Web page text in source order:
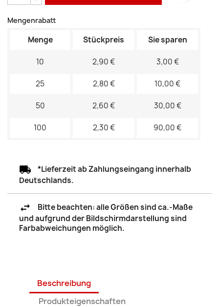
Mengenrabatt
Menge Stückpreis Sie sparen
10 2,90 € 3,00 €
25 2,80 € 10,00 €
50 2,60 € 30,00 €
100 2,30 € 90,00 €
*Lieferzeit ab Zahlungseingang innerhalb
Deutschlands.
Bitte beachten: alle Größen sind ca.-Maße
und aufgrund der Bildschirmdarstellung sind
Farbabweichungen möglich.
Beschreibung
Produkteigenschaften